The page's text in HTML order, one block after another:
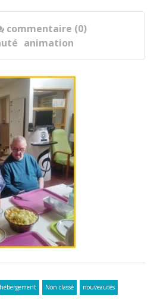
commentaire (0)
animation
hébergement Non classé
nouveautés